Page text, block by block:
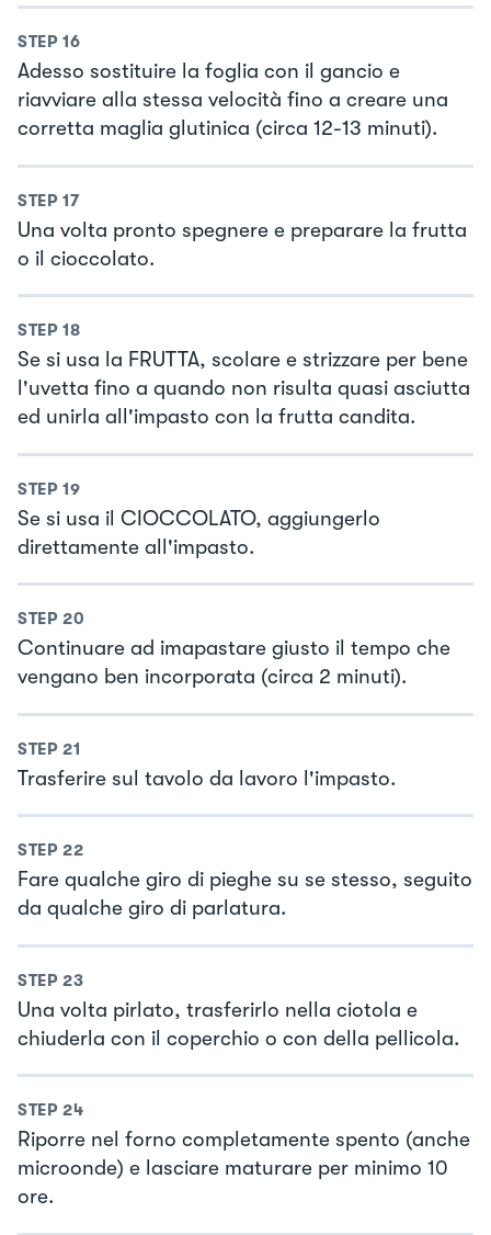
STEP 16
Adesso sostituire la foglia con il gancio e
riavviare alla stessa velocità fino a creare una
corretta maglia glutinica (circa 12-13 minuti).
STEP 17
Una volta pronto spegnere e preparare la frutta
o il cioccolato.
STEP 18
Se si usa la FRUTTA, scolare e strizzare per bene
l'uvetta fino a quando non risulta quasi asciutta
ed unirla all'impasto con la frutta candita.
STEP 19
Se si usa il CIOCCOLATO, aggiungerlo
direttamente all'impasto.
STEP 20
Continuare ad imapastare giusto il tempo che
vengano ben incorporata (circa 2 minuti).
STEP 21
Trasferire sul tavolo da lavoro l'impasto.
STEP 22
Fare qualche giro di pieghe su se stesso, seguito
da qualche giro di parlatura.
STEP 23
Una volta pirlato, trasferirlo nella ciotola e
chiuderla con il coperchio o con della pellicola.
STEP 24
Riporre nel forno completamente spento (anche
microonde) e lasciare maturare per minimo 10
ore.